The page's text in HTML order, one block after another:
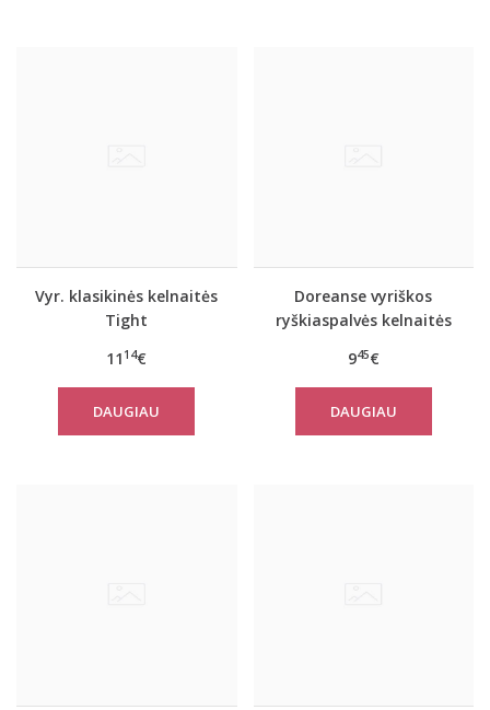
Vyr. klasikinės kelnaitės
Tight
11 14€
DAUGIAU
Doreanse vyriškos
ryškiaspalvės kelnaitės
945€
DAUGIAU